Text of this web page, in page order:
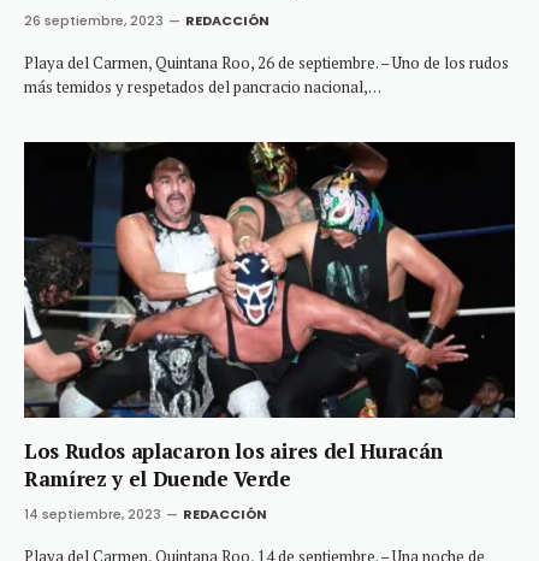
26 septiembre, 2023 REDACCIÓN
Playa del Carmen, Quintana Roo, 26 de septiembre. – Uno de los rudos
más temidos y respetados del pancracio nacional,…
Los Rudos aplacaron los aires del Huracán
Ramírez y el Duende Verde
14 septiembre, 2023 REDACCIÓN
Playa del Carmen, Quintana Roo, 14 de septiembre. – Una noche de